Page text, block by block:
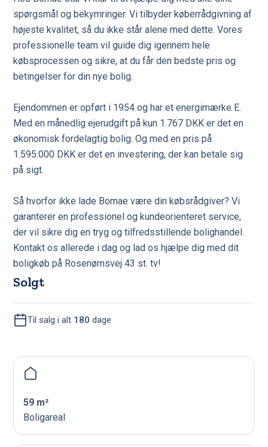
spørgsmål og bekymringer. Vi tilbyder køberrådgivning af
højeste kvalitet, så du ikke står alene med dette. Vores
professionelle team vil guide dig igennem hele
købsprocessen og sikre, at du får den bedste pris og
betingelser for din nye bolig.
Ejendommen er opført i 1954 og har et energimærke E.
Med en månedlig ejerudgift på kun 1.767 DKK er det en
økonomisk fordelagtig bolig. Og med en pris på
1.595.000 DKK er det en investering, der kan betale sig
på sigt.
Så hvorfor ikke lade Bomae være din købsrådgiver? Vi
garanterer en professionel og kundeorienteret service,
der vil sikre dig en tryg og tilfredsstillende bolighandel.
Kontakt os allerede i dag og lad os hjælpe dig med dit
boligkøb på Rosenørnsvej 43 st. tv!
Solgt
Til salg i alt 180 dage
59 m²
Boligareal